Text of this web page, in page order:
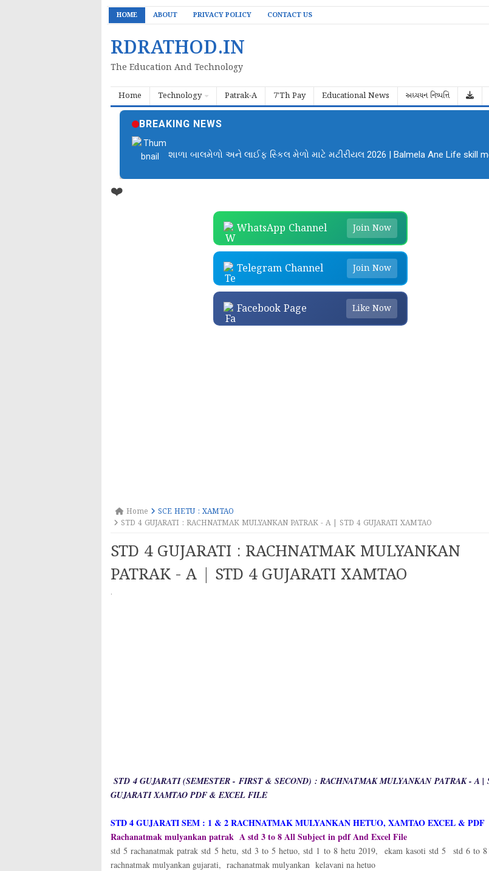
HOME ABOUT PRIVACY POLICY CONTACT US
RDRATHOD.IN
The Education And Technology
Home Technology Patrak-A 7'Th Pay Educational News અધ્યયન નિષ્પત્તિ
BREAKING NEWS
શાળા બાલમેળો અને લાઈફ સ્કિલ મેળો માટે મટીરીયલ 2026 | Balmela Ane Life skill
❤️
WhatsApp Channel Join Now
Telegram Channel Join Now
Facebook Page Like Now
Home
SCE HETU : XAMTAO
STD 4 GUJARATI : RACHNATMAK MULYANKAN PATRAK - A | STD 4 GUJARATI XAMTAO
STD 4 GUJARATI : RACHNATMAK MULYANKAN
PATRAK - A | STD 4 GUJARATI XAMTAO
·
STD 4 GUJARATI(SEMESTER - FIRST & SECOND) : RACHNATMAK MULYANKAN PATRAK - A |
GUJARATI XAMTAO PDF & EXCEL FILE
STD 4 GUJARATI SEM : 1 & 2 RACHNATMAK MULYANKAN HETUO, XAMTAO EXCEL & PDF
Rachanatmak mulyankan patrak A std 3 to 8 All Subject in pdf And Excel File
std 5 rachanatmak patrak std 5 hetu, std 3 to 5 hetuo, std 1 to 8 hetu 2019, ekam kasoti std 5 std 6 to 8
rachnatmak mulyankan gujarati, rachanatmak mulyankan kelavani na hetuo